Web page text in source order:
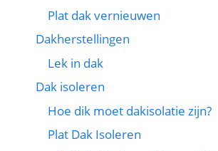
Plat dak vernieuwen
Dakherstellingen
Lek in dak
Dak isoleren
Hoe dik moet dakisolatie zijn?
Plat Dak Isoleren